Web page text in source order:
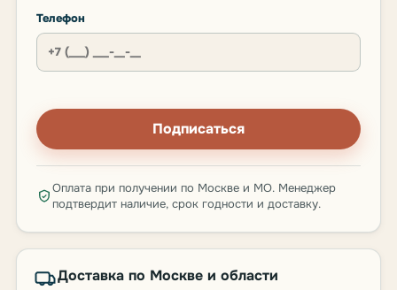
Телефон
Подписаться
Оплата при получении по Москве и МО. Менеджер
подтвердит наличие, срок годности и доставку.
Доставка по Москве и области